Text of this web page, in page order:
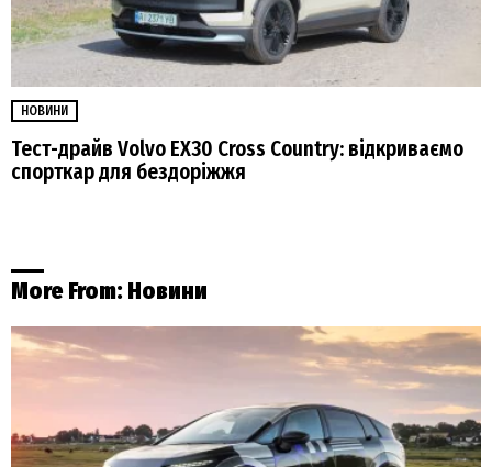
НОВИНИ
Тест-драйв Volvo EX30 Cross Country: відкриваємо
спорткар для бездоріжжя
More From: Новини